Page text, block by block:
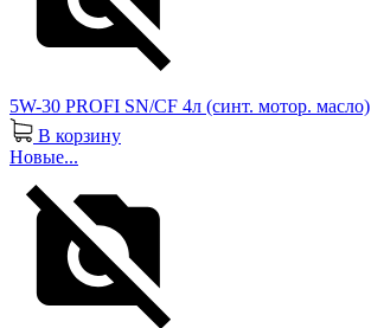
5W-30 PROFI SN/CF 4л (синт. мотор. масло)
В корзину
Новые...